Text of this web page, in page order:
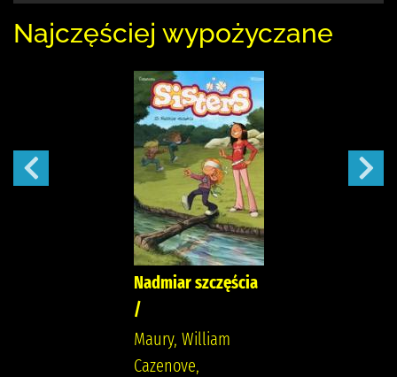
Najczęściej wypożyczane
Nadmiar szczęścia
/
Maury, William
Cazenove,